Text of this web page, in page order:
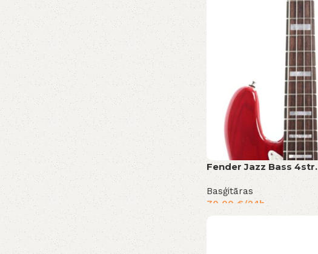
Fender Jazz Bass 4str.
Basģitāras
70,00 € /24h